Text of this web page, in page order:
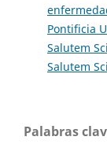
Pontificia
Salutem
Salutem
Palabras